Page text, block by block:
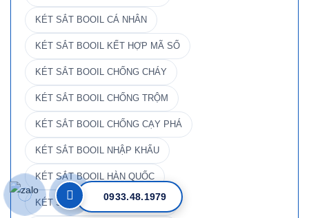
KÉT SẮT BOOIL CÁ NHÂN
KÉT SẮT BOOIL KẾT HỢP MÃ SỐ
KÉT SẮT BOOIL CHỐNG CHÁY
KÉT SẮT BOOIL CHỐNG TRỘM
KÉT SẮT BOOIL CHỐNG CẠY PHÁ
KÉT SẮT BOOIL NHẬP KHẨU
KÉT SẮT BOOIL HÀN QUỐC
KÉT SẮT BOOIL DƯỚI 2 TRIỆU
0933.48.1979